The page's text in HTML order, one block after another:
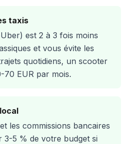
taxis
est 2 à 3 fois moins
et vous évite les
quotidiens, un scooter
70 EUR par mois.
les commissions bancaires
3-5 % de votre budget si